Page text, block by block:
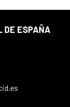
DE ESPAÑA